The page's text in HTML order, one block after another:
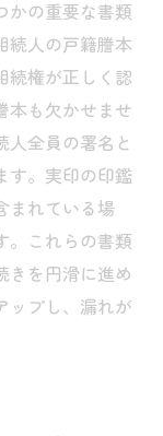
かの重要な書類
続人の戸籍謄本
続権が正しく認
本も欠かせませ
人全員の署名と
す。実印の印鑑
まれている場
。これらの書類
きを円滑に進め
ップし、漏れが